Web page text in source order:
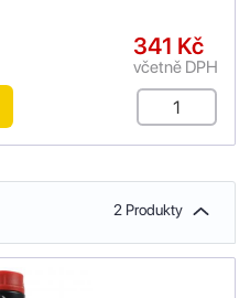
341 Kč
včetně DPH
2 Produkty